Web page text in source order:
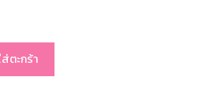
ตะกร้า